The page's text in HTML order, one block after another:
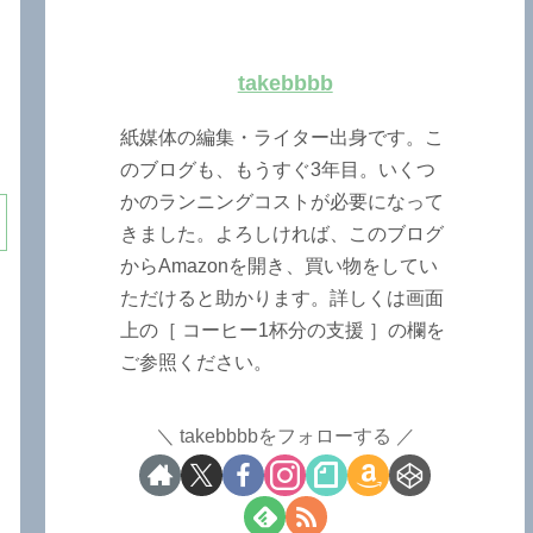
takebbbb
紙媒体の編集・ライター出身です。こ
のブログも、もうすぐ3年目。いくつ
かのランニングコストが必要になって
きました。よろしければ、このブログ
からAmazonを開き、買い物をしてい
ただけると助かります。詳しくは画面
上の［ コーヒー1杯分の支援 ］の欄を
ご参照ください。
takebbbbをフォローする